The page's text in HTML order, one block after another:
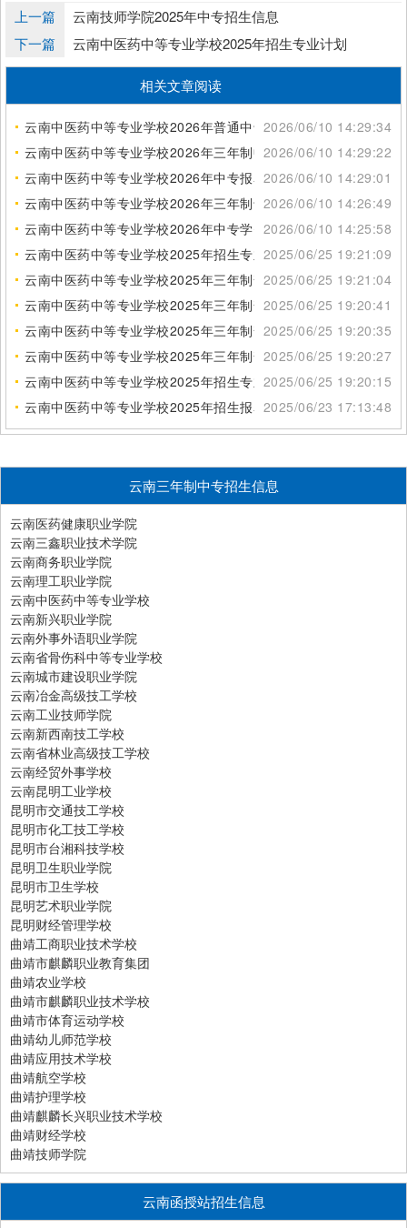
上一篇
云南技师学院2025年中专招生信息
下一篇
云南中医药中等专业学校2025年招生专业计划
相关文章阅读
云南中医药中等专业学校2026年普通中专招生信息2026/06/10 14:29:34
云南中医药中等专业学校2026年三年制中专招生条件
2026/06/10 14:29:22
云南中医药中等专业学校2026年中专报名方式2026/06/10 14:29:01
云南中医药中等专业学校2026年三年制专业介绍2026/06/10 14:26:49
云南中医药中等专业学校2026年中专学费标准2026/06/10 14:25:58
云南中医药中等专业学校2025年招生专业简介2025/06/25 19:21:09
云南中医药中等专业学校2025年三年制普通中专招生电话
2025/06/25 19:21:04
云南中医药中等专业学校2025年三年制普通中专招生介绍
2025/06/25 19:20:41
云南中医药中等专业学校2025年三年制普通中专招生时间
2025/06/25 19:20:35
云南中医药中等专业学校2025年三年制普通中专招生指南
2025/06/25 19:20:27
云南中医药中等专业学校2025年招生专业计划2025/06/25 19:20:15
云南中医药中等专业学校2025年招生报名指南2025/06/23 17:13:48
云南三年制中专招生信息
云南医药健康职业学院
云南三鑫职业技术学院
云南商务职业学院
云南理工职业学院
云南中医药中等专业学校
云南新兴职业学院
云南外事外语职业学院
云南省骨伤科中等专业学校
云南城市建设职业学院
云南冶金高级技工学校
云南工业技师学院
云南新西南技工学校
云南省林业高级技工学校
云南经贸外事学校
云南昆明工业学校
昆明市交通技工学校
昆明市化工技工学校
昆明市台湘科技学校
昆明卫生职业学院
昆明市卫生学校
昆明艺术职业学院
昆明财经管理学校
曲靖工商职业技术学校
曲靖市麒麟职业教育集团
曲靖农业学校
曲靖市麒麟职业技术学校
曲靖市体育运动学校
曲靖幼儿师范学校
曲靖应用技术学校
曲靖航空学校
曲靖护理学校
曲靖麒麟长兴职业技术学校
曲靖财经学校
曲靖技师学院
云南函授站招生信息